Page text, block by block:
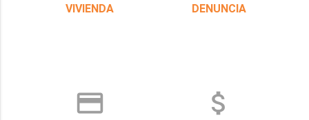
VIVIENDA
DENUNCIA
credit_card attach_money